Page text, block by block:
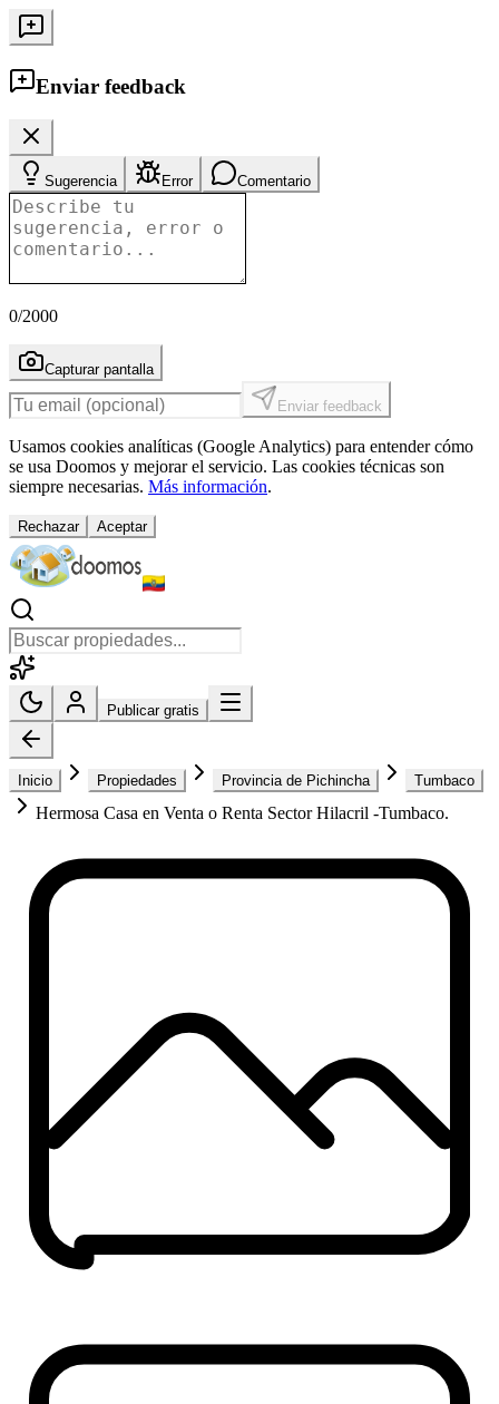
Enviar feedback
Sugerencia Error Comentario
0/2000
Capturar pantalla
Enviar feedback
Usamos cookies analíticas (Google Analytics) para entender cómo
se usa Doomos y mejorar el servicio. Las cookies técnicas son
siempre necesarias. Más información.
Rechazar Aceptar
Publicar gratis
Inicio Propiedades Provincia de Pichincha Tumbaco
Hermosa Casa en Venta o Renta Sector Hilacril -Tumbaco.